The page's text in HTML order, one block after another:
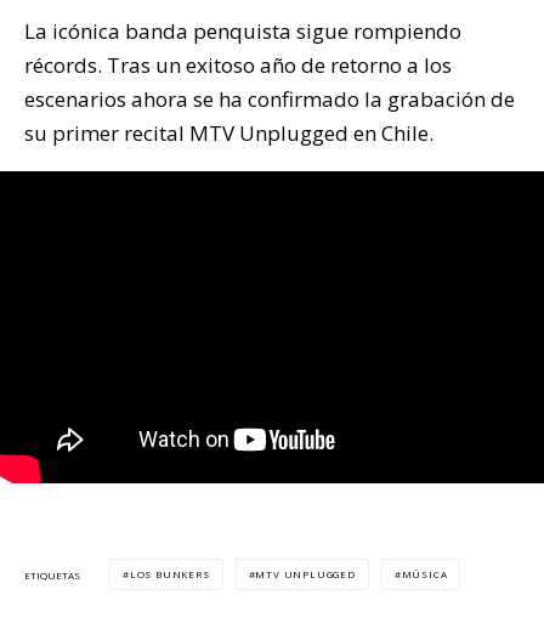
La icónica banda penquista sigue rompiendo
récords. Tras un exitoso año de retorno a los
escenarios ahora se ha confirmado la grabación de
su primer recital MTV Unplugged en Chile.
ETIQUETAS LOS BUNKERS MTV UNPLUGGED MÚSICA